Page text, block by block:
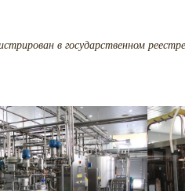
в государственном